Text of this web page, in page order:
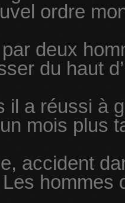
ordre
deux
du haut
il a réussi à
mois plus
accident
hommes